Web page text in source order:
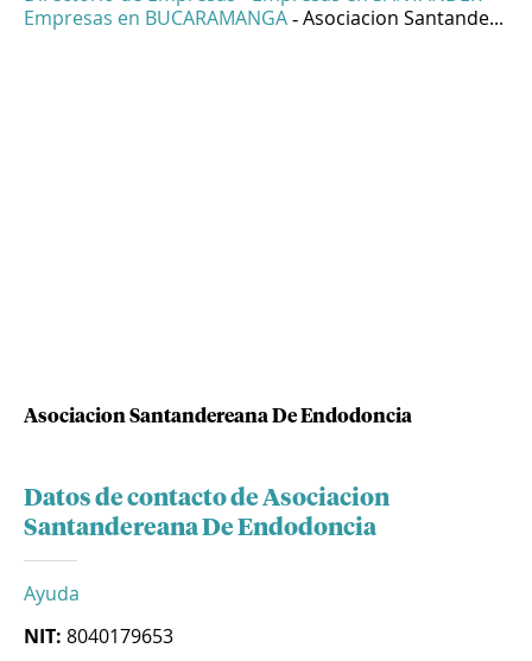
Empresas en BUCARAMANGA - Asociacion Santande...
Asociacion Santandereana De Endodoncia
Datos de contacto de Asociacion
Santandereana De Endodoncia
Ayuda
NIT: 8040179653